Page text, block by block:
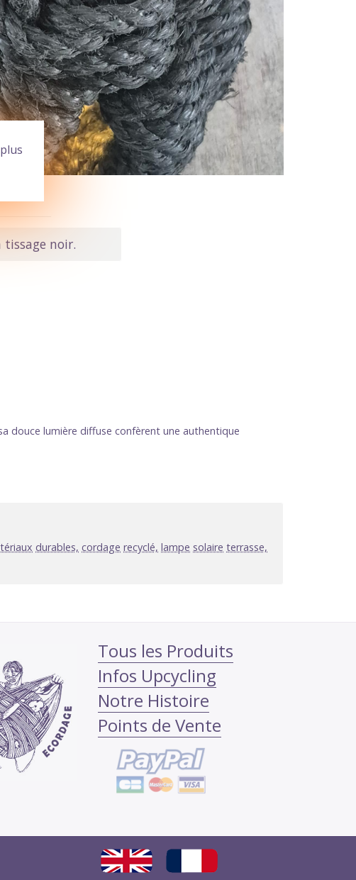
tissage noir.
douce lumière diffuse confèrent une authentique
durables, cordage recyclé, lampe solaire terrasse,
Tous les Produits
Infos Upcycling
Notre Histoire
Points de Vente